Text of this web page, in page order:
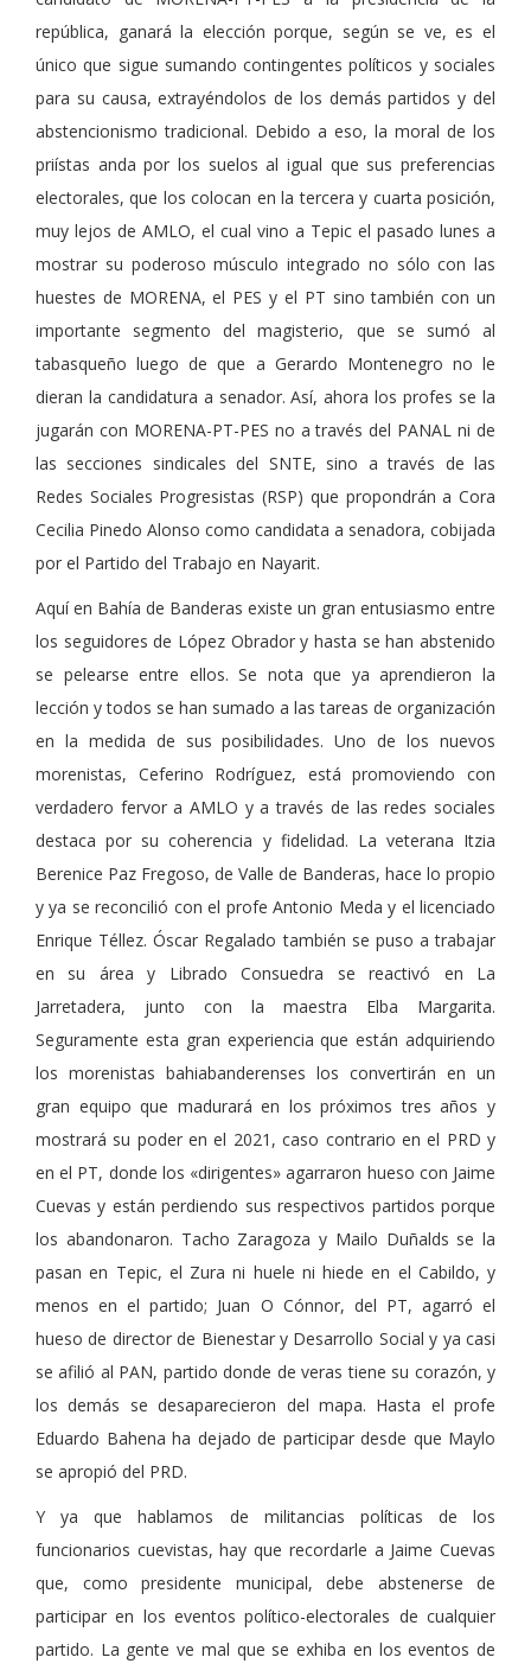
república, ganará la elección porque, según se ve, es el
único que sigue sumando contingentes políticos y sociales
para su causa, extrayéndolos de los demás partidos y del
abstencionismo tradicional. Debido a eso, la moral de los
priístas anda por los suelos al igual que sus preferencias
electorales, que los colocan en la tercera y cuarta posición,
muy lejos de AMLO, el cual vino a Tepic el pasado lunes a
mostrar su poderoso músculo integrado no sólo con las
huestes de MORENA, el PES y el PT sino también con un
importante segmento del magisterio, que se sumó al
tabasqueño luego de que a Gerardo Montenegro no le
dieran la candidatura a senador. Así, ahora los profes se la
jugarán con MORENA-PT-PES no a través del PANAL ni de
las secciones sindicales del SNTE, sino a través de las
Redes Sociales Progresistas (RSP) que propondrán a Cora
Cecilia Pinedo Alonso como candidata a senadora, cobijada
por el Partido del Trabajo en Nayarit.
Aquí en Bahía de Banderas existe un gran entusiasmo entre
los seguidores de López Obrador y hasta se han abstenido
se pelearse entre ellos. Se nota que ya aprendieron la
lección y todos se han sumado a las tareas de organización
en la medida de sus posibilidades. Uno de los nuevos
morenistas, Ceferino Rodríguez, está promoviendo con
verdadero fervor a AMLO y a través de las redes sociales
destaca por su coherencia y fidelidad. La veterana Itzia
Berenice Paz Fregoso, de Valle de Banderas, hace lo propio
y ya se reconcilió con el profe Antonio Meda y el licenciado
Enrique Téllez. Óscar Regalado también se puso a trabajar
en su área y Librado Consuedra se reactivó en La
Jarretadera, junto con la maestra Elba Margarita.
Seguramente esta gran experiencia que están adquiriendo
los morenistas bahiabanderenses los convertirán en un
gran equipo que madurará en los próximos tres años y
mostrará su poder en el 2021, caso contrario en el PRD y
en el PT, donde los «dirigentes» agarraron hueso con Jaime
Cuevas y están perdiendo sus respectivos partidos porque
los abandonaron. Tacho Zaragoza y Mailo Duñalds se la
pasan en Tepic, el Zura ni huele ni hiede en el Cabildo, y
menos en el partido; Juan O Cónnor, del PT, agarró el
hueso de director de Bienestar y Desarrollo Social y ya casi
se afilió al PAN, partido donde de veras tiene su corazón, y
los demás se desaparecieron del mapa. Hasta el profe
Eduardo Bahena ha dejado de participar desde que Maylo
se apropió del PRD.
Y ya que hablamos de militancias políticas de los
funcionarios cuevistas, hay que recordarle a Jaime Cuevas
que, como presidente municipal, debe abstenerse de
participar en los eventos político-electorales de cualquier
partido. La gente ve mal que se exhiba en los eventos de